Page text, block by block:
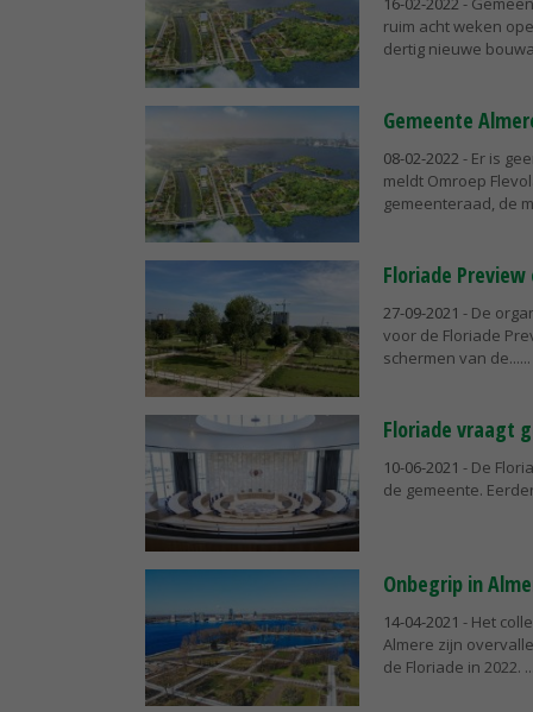
ruim acht weken
dertig nieuwe
Gemeente
08-02-2022 - Er is
meldt Omroep
gemeenteraad, de
Floriade
27-09-2021 - De
voor de Floriade
schermen van de...
Floriade vraagt
10-06-2021 - De
de gemeente.
Onbegrip in
14-04-2021 - Het
Almere zijn
de Floriade in 2022.